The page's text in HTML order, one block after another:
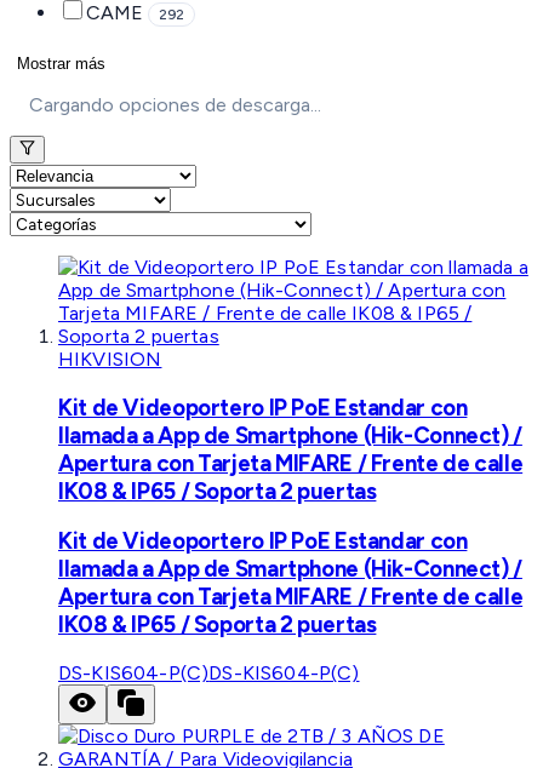
CAME 292
Mostrar más
Cargando opciones de descarga...
HIKVISION
Kit de Videoportero IP PoE Estandar con
llamada a App de Smartphone (Hik-Connect) /
Apertura con Tarjeta MIFARE / Frente de calle
IK08 & IP65 / Soporta 2 puertas
Kit de Videoportero IP PoE Estandar con
llamada a App de Smartphone (Hik-Connect) /
Apertura con Tarjeta MIFARE / Frente de calle
IK08 & IP65 / Soporta 2 puertas
DS-KIS604-P(C)DS-KIS604-P(C)